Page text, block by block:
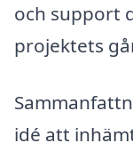
och support
projektets
idé att